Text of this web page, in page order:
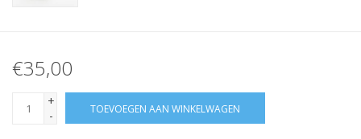
€35,00
+
-
TOEVOEGEN AAN WINKELWAGEN